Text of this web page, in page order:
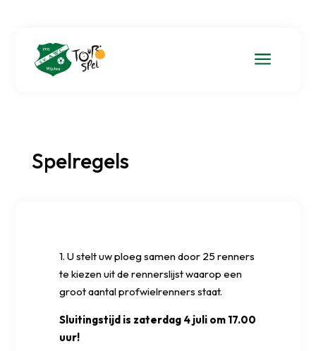
a
Spelregels
1. U stelt uw ploeg samen door 25 renners
te kiezen uit de rennerslijst waarop een
groot aantal profwielrenners staat.
Sluitingstijd is zaterdag 4 juli om 17.00
uur!